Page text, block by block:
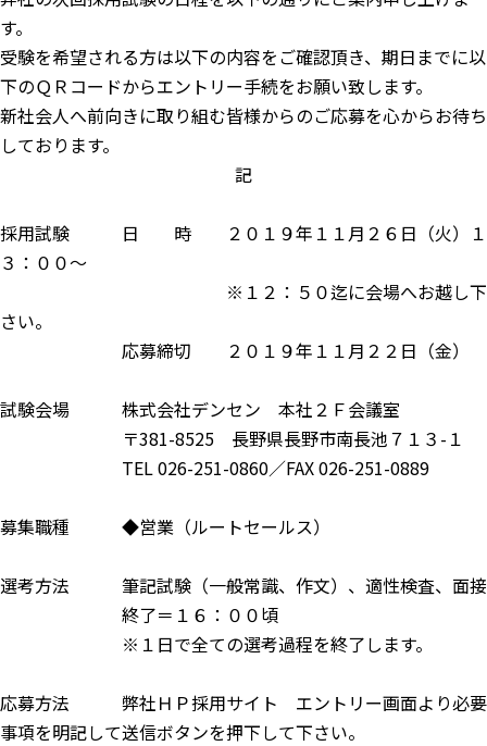
す。
受験を希望される方は以下の内容をご確認頂き、期日までに以
下のＱＲコードからエントリー手続をお願い致します。
新社会人へ前向きに取り組む皆様からのご応募を心からお待ち
しております。
記
採用試験 日 時 ２０１９年１１月２６日（火）１
３：００～
※１２：５０迄に会場へお越し下
さい。
応募締切 ２０１９年１１月２２日（金）
試験会場 株式会社デンセン 本社２Ｆ会議室
〒381-8525 長野県長野市南長池７１３-１
TEL 026-251-0860／FAX 026-251-0889
募集職種 ◆営業（ルートセールス）
選考方法 筆記試験（一般常識、作文）、適性検査、面接
終了＝１６：００頃
※１日で全ての選考過程を終了します。
応募方法 弊社ＨＰ採用サイト エントリー画面より必要
事項を明記して送信ボタンを押下して下さい。